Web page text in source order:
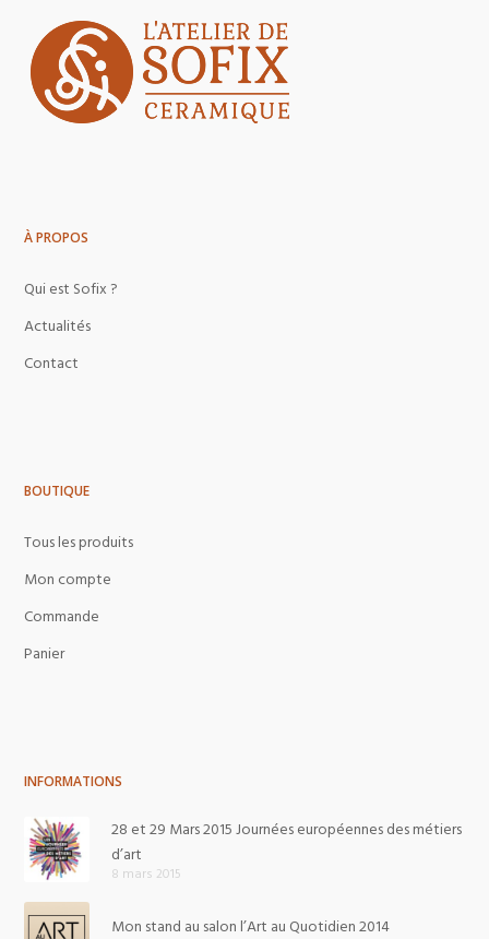
À PROPOS
Qui est Sofix ?
Actualités
Contact
BOUTIQUE
Tous les produits
Mon compte
Commande
Panier
INFORMATIONS
28 et 29 Mars 2015 Journées européennes des métiers
d’art
8 mars 2015
Mon stand au salon l’Art au Quotidien 2014